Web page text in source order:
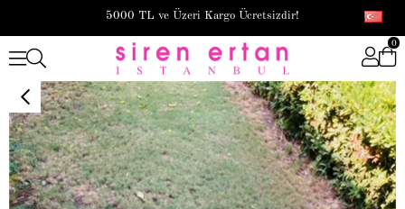
5000 TL ve Üzeri Kargo Ücretsizdir!
0